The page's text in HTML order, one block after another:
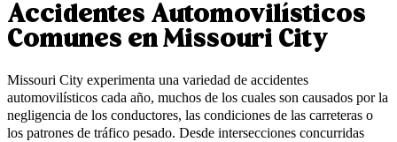
Accidentes Automovilísticos
Comunes en Missouri City
Missouri City experimenta una variedad de accidentes
automovilísticos cada año, muchos de los cuales son causados por la
negligencia de los conductores, las condiciones de las carreteras o
los patrones de tráfico pesado. Desde intersecciones concurridas